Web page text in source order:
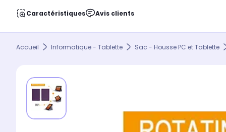
Caractéristiques Avis clients
Accueil Informatique - Tablette Sac - Housse PC et Tablette